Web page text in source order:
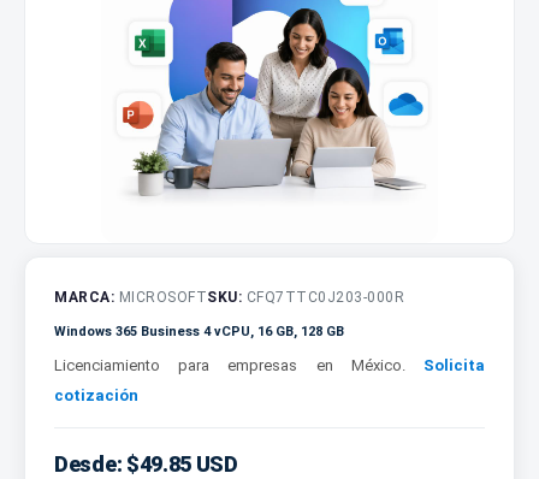
MARCA: MICROSOFTSKU: CFQ7TTC0J203-000R
Windows 365 Business 4 vCPU, 16 GB, 128 GB
Licenciamiento para empresas en México. Solicita
cotización
Desde: $49.85 USD